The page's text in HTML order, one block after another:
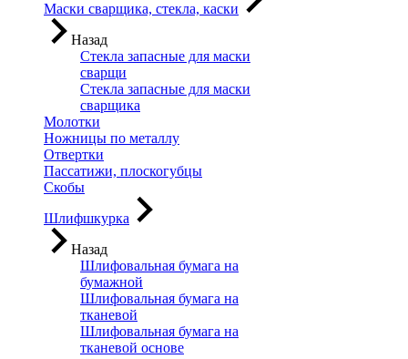
Маски сварщика, стекла, каски
Назад
Стекла запасные для маски
сварщи
Стекла запасные для маски
сварщика
Молотки
Ножницы по металлу
Отвертки
Пассатижи, плоскогубцы
Скобы
Шлифшкурка
Назад
Шлифовальная бумага на
бумажной
Шлифовальная бумага на
тканевой
Шлифовальная бумага на
тканевой основе